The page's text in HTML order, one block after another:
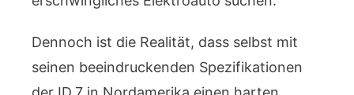
Dennoch ist die Realität, dass selbst mit
seinen beeindruckenden Spezifikationen